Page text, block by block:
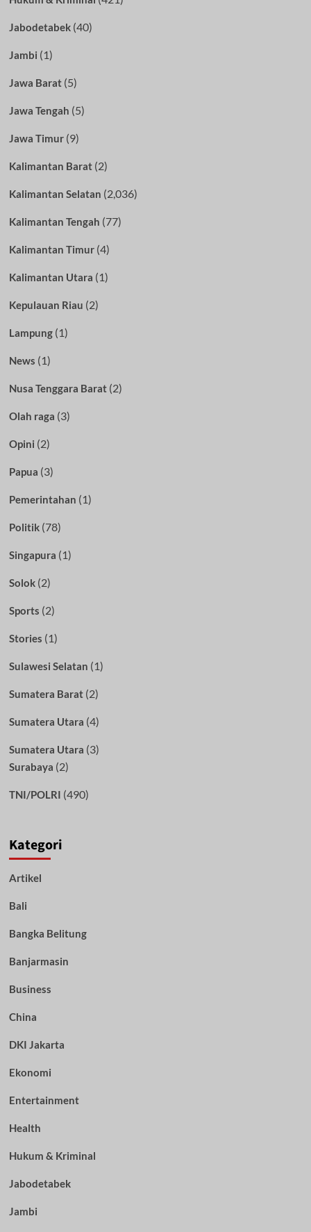
Jabodetabek(40)
Jambi (1)
Jawa Barat(5)
Jawa Tengah (5)
Jawa Timur(9)
Kalimantan Barat(2)
Kalimantan Selatan (2,036)
Kalimantan Tengah (77)
Kalimantan Timur(4)
Kalimantan Utara (1)
Kepulauan Riau (2)
Lampung(1)
News (1)
Nusa Tenggara Barat(2)
Olah raga (3)
Opini (2)
Papua (3)
Pemerintahan (1)
Politik(78)
Singapura (1)
Solok(2)
Sports (2)
Stories (1)
Sulawesi Selatan (1)
Sumatera Barat(2)
Sumatera Utara (4)
Sumatera Utara (3)
Surabaya (2)
TNI/POLRI (490)
Kategori
Artikel
Bali
Bangka Belitung
Banjarmasin
Business
China
DKI Jakarta
Ekonomi
Entertainment
Health
Hukum & Kriminal
Jabodetabek
Jambi